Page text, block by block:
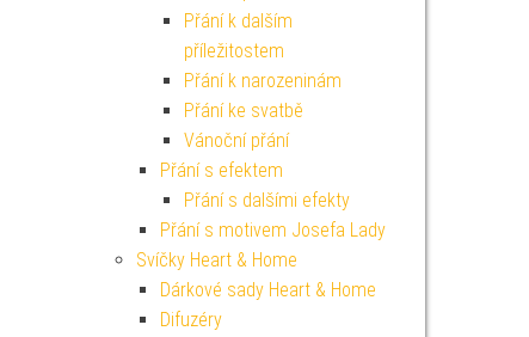
Přání k dalším
příležitostem
Přání k narozeninám
Přání ke svatbě
Vánoční přání
Přání s efektem
Přání s dalšími efekty
Přání s motivem Josefa Lady
Svíčky Heart & Home
Dárkové sady Heart & Home
Difuzéry